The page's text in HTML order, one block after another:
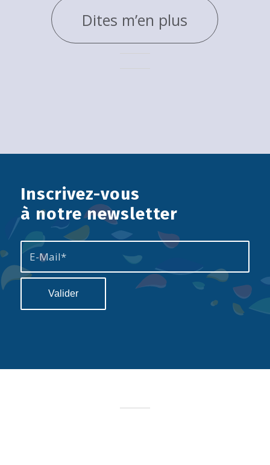
Dites m’en plus
Inscrivez-vous
à notre newsletter